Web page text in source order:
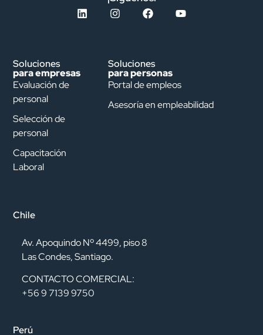
Soluciones
para empresas
Evaluación de
personal
Selección de
personal
Capacitación
Laboral
Soluciones
para personas
Portal de empleos
Asesoría en empleabilidad
Chile
Av. Apoquindo Nº 4499, piso 8
Las Condes, Santiago.
CONTACTO COMERCIAL:
+56 9 7139 9750
Perú